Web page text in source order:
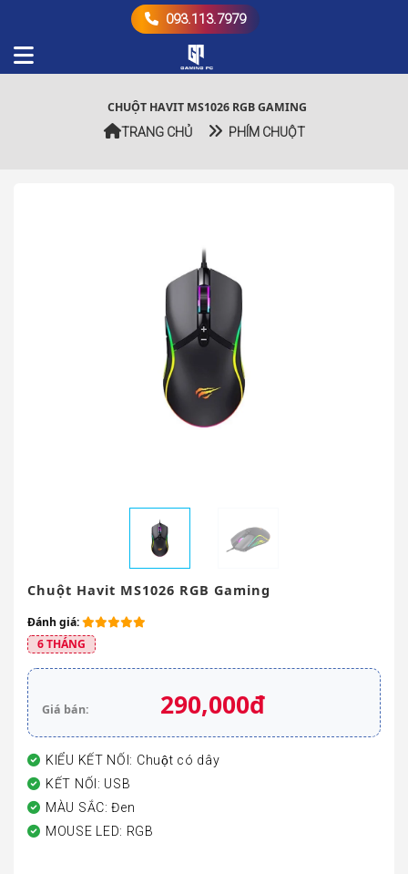
093.113.7979
CHUỘT HAVIT MS1026 RGB GAMING
TRANG CHỦ PHÍM CHUỘT
Chuột Havit MS1026 RGB Gaming
Đánh giá:
6 THÁNG
Giá bán: 290,000đ
KIỂU KẾT NỐI: Chuột có dây
KẾT NỐI: USB
MÀU SẮC: Đen
MOUSE LED: RGB